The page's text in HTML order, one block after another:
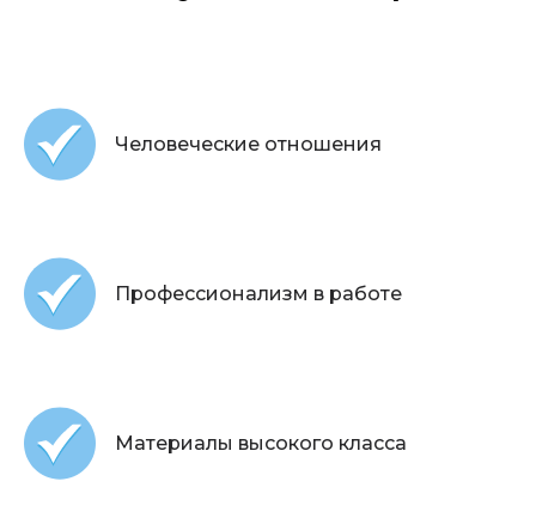
Человеческие отношения
Профессионализм в работе
Материалы высокого класса